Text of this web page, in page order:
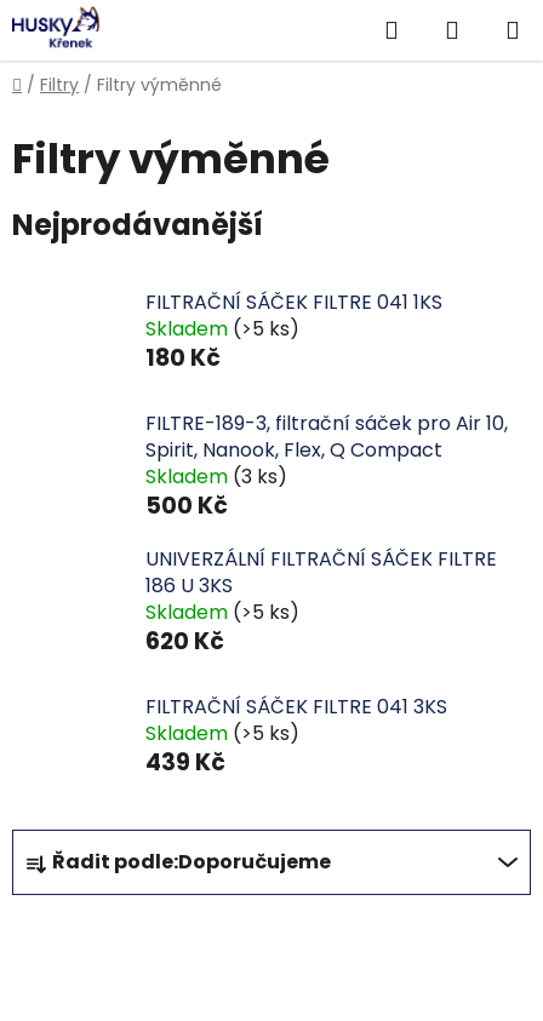
Přejít
na
obsah
Hledat
KOŠÍK
Domů
/ Filtry / Filtry výměnné
Filtry výměnné
Nejprodávanější
FILTRAČNÍ SÁČEK FILTRE 041 1KS
Skladem (>5 ks)
180 Kč
FILTRE-189-3, filtrační sáček pro Air 10,
Spirit, Nanook, Flex, Q Compact
Skladem (3 ks)
500 Kč
UNIVERZÁLNÍ FILTRAČNÍ SÁČEK FILTRE
186 U 3KS
Skladem (>5 ks)
620 Kč
FILTRAČNÍ SÁČEK FILTRE 041 3KS
Skladem (>5 ks)
439 Kč
Ř
a
z
Řadit podle:Doporučujeme